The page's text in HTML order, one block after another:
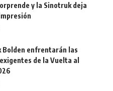
y la Sinotruk deja
Bolden enfrentarán las
de la Vuelta al